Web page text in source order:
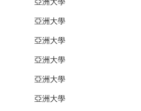
亞洲大學
亞洲大學
亞洲大學
亞洲大學
亞洲大學